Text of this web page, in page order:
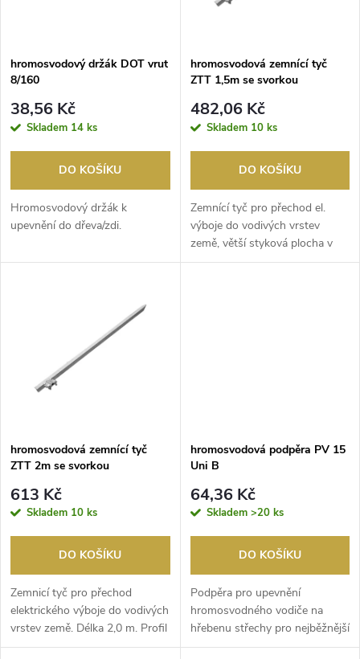
p
r
o
d
u
s
p
r
d
u
hromosvodový držák DOT vrut
8/160
38,56 Kč
Skladem 14 ks
DO KOŠÍKU
Hromosvodový držák k
upevnění do dřeva/zdi.
hromosvodová zemnící tyč
ZTT 1,5m se svorkou
482,06 Kč
Skladem 10 ks
DO KOŠÍKU
Zemnící tyč pro přechod el.
výboje do vodivých vrstev
země, větší styková plocha v
porovnání s kruh...
hromosvodová zemnící tyč
ZTT 2m se svorkou
613 Kč
Skladem 10 ks
DO KOŠÍKU
Zemnicí tyč pro přechod
elektrického výboje do vodivých
vrstev země. Délka 2,0 m. Profil
tyče tvaru...
hromosvodová podpěra PV 15
Uni B
64,36 Kč
Skladem >20 ks
DO KOŠÍKU
Podpěra pro upevnění
hromosvodného vodiče na
hřebenu střechy pro nejběžnější
typy střešních krytin ...